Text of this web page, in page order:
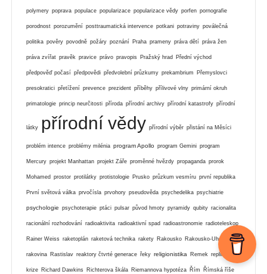
polymery poprava populace popularizace popularizace vědy porfen pornografie
porodnost porozumění posttraumatická intervence potkani potraviny poválečná
politika pověry povodně požáry poznání Praha prameny práva dětí práva žen
práva zvířat pravěk pravice právo pravopis Pražský hrad Přední východ
předpověď počasí předpovědi předvolební průzkumy prekambrium Přemyslovci
presokratici přetížení prevence prezident příběhy přílivové vlny primární okruh
primatologie princip neurčitosti příroda přírodní archivy přírodní katastrofy přírodní
látky přírodní vědy přírodní výběr přistání na Měsíci
problém intence problémy milénia program Apollo program Gemini program
Mercury projekt Manhattan projekt Záře proměnné hvězdy propaganda prorok
Mohamed prostor protilátky protistologie Prusko průzkum vesmíru první republika
První světová válka prvočísla prvohory pseudověda psychedelika psychiatrie
psychologie psychoterapie ptáci pulsar původ hmoty pyramidy qubity racionalita
racionální rozhodování radioaktivita radioaktivní spad radioastronomie radioteleskop
Rainer Weiss raketoplán raketová technika rakety Rakousko Rakousko-Uhersko
rakovina Rastislav reaktory čtvrté generace řeky religionistika Remek replikační
krize Richard Dawkins Richterova škála Riemannova hypotéza Řím Římská říše